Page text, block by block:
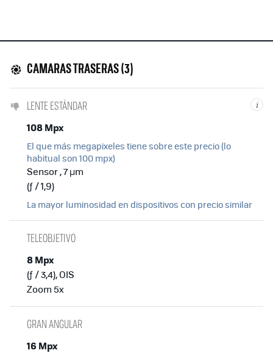
CAMARAS TRASERAS (3)
i
LENTE ESTÁNDAR
108 Mpx
El que más megapixeles tiene sobre este precio (lo
habitual son 100 mpx)
Sensor , 7 µm
(ƒ / 1,9)
La mayor luminosidad en dispositivos con precio similar
TELEOBJETIVO
8 Mpx
(ƒ / 3,4), OIS
Zoom 5x
GRAN ANGULAR
16 Mpx